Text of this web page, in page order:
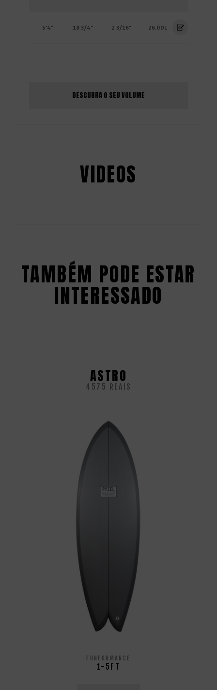
5'4" 18 3/4" 2 3/16" 26.00L
DESCUBRA O SEU VOLUME
VIDEOS
TAMBÉM PODE ESTAR
INTERESSADO
ASTRO
4575 REAIS
FUNFORMANCE
1-5FT